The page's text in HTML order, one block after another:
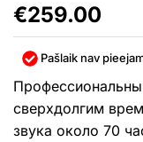
€259.00
Pašlaik nav
сверхдолгим
звука около 70